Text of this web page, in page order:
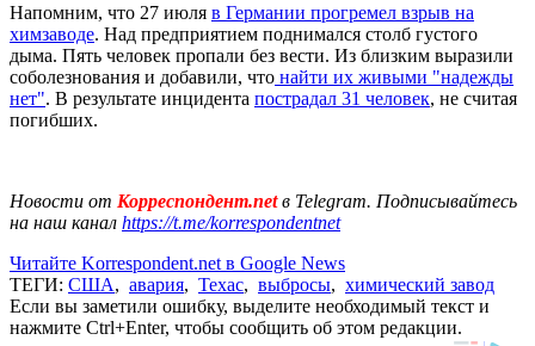
Напомним, что 27 июля в Германии прогремел взрыв на
химзаводе. Над предприятием поднимался столб густого
дыма. Пять человек пропали без вести. Из близким выразили
соболезнования и добавили, что найти их живыми "надежды
нет". В результате инцидента пострадал 31 человек, не считая
погибших.
Новости от Корреспондент.netв Telegram. Подписывайтесь
на наш канал https://t.me/korrespondentnet
Читайте Korrespondent.net в Google News
ТЕГИ: США, авария, Техас, выбросы, химический завод
Если вы заметили ошибку, выделите необходимый текст и
нажмите Ctrl+Enter, чтобы сообщить об этом редакции.